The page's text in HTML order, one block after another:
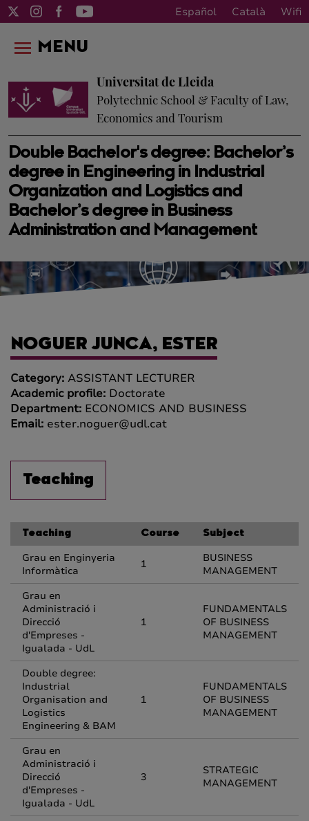
Español Català Wifi
Double Bachelor's degree: Bachelor’s
degree in Engineering in Industrial
Organization and Logistics and
Bachelor’s degree in Business
Administration and Management
Universitat de Lleida
Polytechnic School & Faculty of Law,
Economics and Tourism
MENU
NOGUER JUNCA, ESTER
Category: ASSISTANT LECTURER
Academic profile: Doctorate
Department: ECONOMICS AND BUSINESS
Email: ester.noguer@udl.cat
Teaching
Teaching Course Subject
Grau en Enginyeria
Informàtica
1
BUSINESS
MANAGEMENT
Grau en
Administració i
Direcció
d'Empreses -
Igualada - UdL
1
FUNDAMENTALS
OF BUSINESS
MANAGEMENT
Double degree:
Industrial
Organisation and
Logistics
Engineering & BAM
1
FUNDAMENTALS
OF BUSINESS
MANAGEMENT
Grau en
Administració i
Direcció
d'Empreses -
Igualada - UdL
3
STRATEGIC
MANAGEMENT